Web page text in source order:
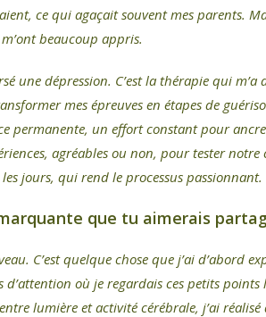
ce qui agaçait souvent mes parents.
beaucoup appris.
une dépression. C’est la thérapie qui
mes épreuves en étapes de
permanente, un effort constant pour
agréables ou non, pour tester
jours, qui rend le processus passionnant.
que tu aimerais
C’est quelque chose que j’ai d’abord
où je regardais ces petits
lumière et activité cérébrale, j’ai réalisé